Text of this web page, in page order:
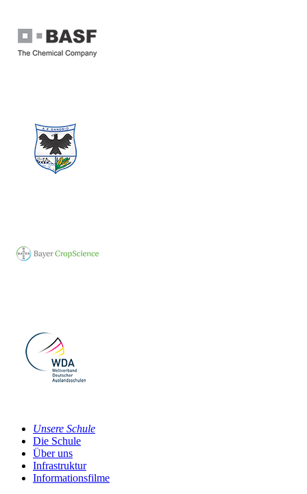
Unsere Schule
Die Schule
Über uns
Infrastruktur
Informationsfilme